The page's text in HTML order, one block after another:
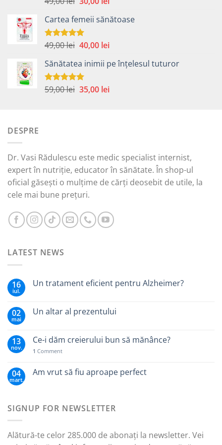
a
fost:
49,00 lei.
este:
Cartea femeii sănătoase
Evaluat la
49,00lei Prețul
a
fost:
49,00 lei.
40,00 leiPrețul
este:
Sănătatea inimii pe înțelesul tuturor
Evaluat la
59,00lei Prețul
35,00 leiPrețul
DESPRE
Dr. Vasi Rădulescu este medic specialist internist,
expert în nutriție, educator în sănătate. În shop-ul
oficial găsești o mulțime de cărți deosebit de utile, la
cele mai bune prețuri.
LATEST NEWS
16
iul.
Un tratament eficient pentru Alzheimer?
02
mai
Un altar al prezentului
13
nov.
Ce-i dăm creierului bun să mănânce?
1 Comment
04
mart.
Am vrut să fiu aproape perfect
SIGNUP FOR NEWSLETTER
Alătură-te celor 285.000 de abonați la newsletter. Vei